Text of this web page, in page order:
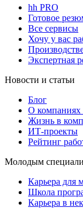
hh PRO
Готовое
Все сервисы
Хочу у вас
Экспертная
Новости и статьи
Блог
О компаниях
Жизнь в
ИТ-проекты
Рейтинг
Молодым
Карьера для
Школа
Карьера в